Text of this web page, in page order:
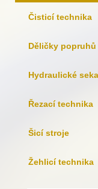
Čisticí technika
Děličky popruhů
Hydraulické
Řezací technika
Šicí stroje
Žehlicí technika